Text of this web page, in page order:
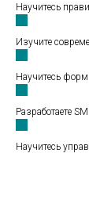
Научитесь
Изучите
Научитесь
Разработаете
Научитесь